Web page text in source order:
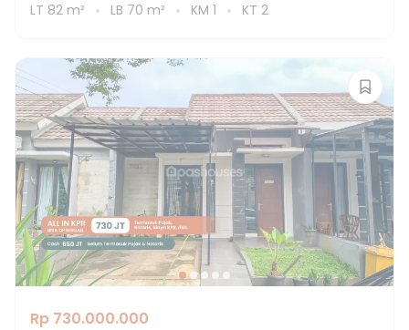
LT 82 m² LB 70 m² KM 1 KT 2
Rp 730.000.000